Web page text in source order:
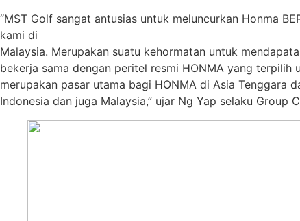
“MST Golf sangat antusias untuk meluncurkan Honma
kami di
Malaysia. Merupakan suatu kehormatan untuk
bekerja sama dengan peritel resmi HONMA yang
merupakan pasar utama bagi HONMA di Asia Tenggara
Indonesia dan juga Malaysia,” ujar Ng Yap selaku